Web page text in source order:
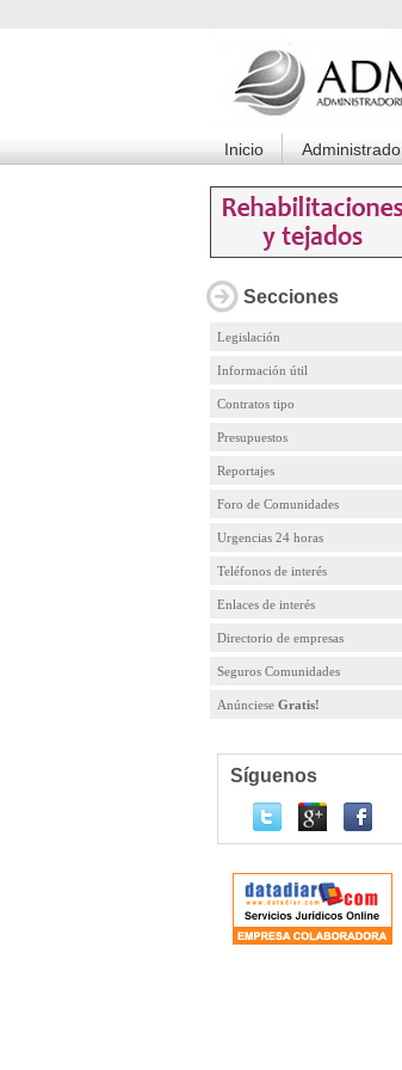
Inicio
Secciones
Legislación
Información útil
Contratos tipo
Presupuestos
Reportajes
Foro de Comunidades
Urgencias 24 horas
Teléfonos de interés
Enlaces de interés
Directorio de empresas
Seguros Comunidades
Anúnciese Gratis!
Síguenos